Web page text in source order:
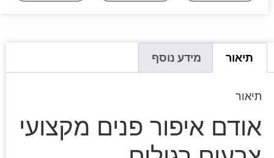
תיאור מידע נוסף
תיאור
אודם איפור פנים מקצועי